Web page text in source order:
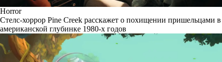
Horror
Стелс-хоррор Pine Creek расскажет о похищении пришельцами в
американской глубинке 1980-х годов